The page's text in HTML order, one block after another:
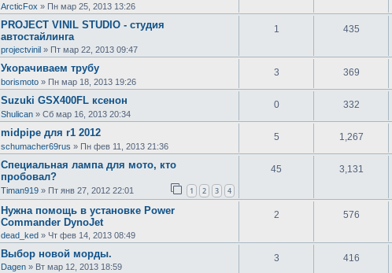
ArcticFox » Пн мар 25, 2013 13:26
PROJECT VINIL STUDIO - студия
автостайлинга
projectvinil » Пт мар 22, 2013 09:47
1 435
Укорачиваем трубу
borismoto » Пн мар 18, 2013 19:26
3 369
Suzuki GSX400FL ксенон
Shulican » Сб мар 16, 2013 20:34
0 332
midpipe для r1 2012
schumacher69rus » Пн фев 11, 2013 21:36
5 1,267
Специальная лампа для мото, кто
пробовал?
Timan919 » Пт янв 27, 2012 22:01 1 2 3 4
45 3,131
Нужна помощь в установке Power
Commander DynoJet
dead_ked » Чт фев 14, 2013 08:49
2 576
Выбор новой морды.
Dagen » Вт мар 12, 2013 18:59
3 416